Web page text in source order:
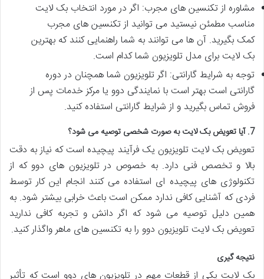
مشاوره از تکنسین های مجرب: اگر در مورد انتخاب بک لایت
مناسب مطمئن نیستید می توانید از تکنسین های مجرب
کمک بگیرید. آن ها می توانند به شما راهنمایی کنند که بهترین
بک لایت برای مدل تلویزیون شما کدام است.
توجه به شرایط گارانتی: اگر تلویزیون شما همچنان در دوره
گارانتی است بهتر است با نمایندگی دوو یا مرکز خدمات پس از
فروش تماس بگیرید و از شرایط گارانتی استفاده کنید.
7. آیا تعویض بک لایت به صورت شخصی توصیه می شود؟
تعویض بک لایت تلویزیون یک فرآیند پیچیده است که نیاز به دقت
بالا و تخصص فنی دارد. به خصوص در تلویزیون های دوو که از
تکنولوژی های پیچیده ای استفاده می کنند انجام این کار توسط
فردی که آشنایی کافی ندارد ممکن است باعث خرابی بیشتر شود. به
همین دلیل توصیه می شود که اگر دانش و تجربه کافی ندارید
تعویض بک لایت تلویزیون دوو را به تکنسین های ماهر واگذار کنید.
نتیجه گیری
بک لایت یکی از قطعات مهم در تلویزیون های دوو است که تأثیر